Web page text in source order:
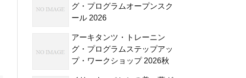
グ・プログラムオープンスク
ール 2026
アーキタンツ・トレーニン
グ・プログラムステップアッ
プ・ワークショップ 2026秋